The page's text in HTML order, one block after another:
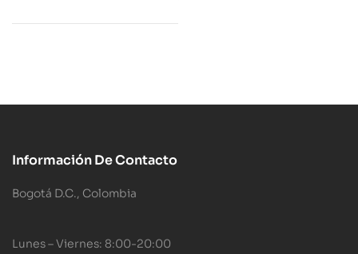
Información De Contacto
Bogotá D.C., Colombia
Lunes – Viernes: 8:00-20:00